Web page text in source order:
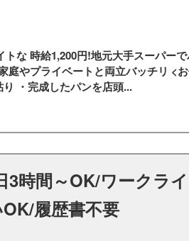
トな 時給1,200円!地元大手スーパ
庭やプライベートと両立バッチリ
・完成したパンを店頭...
3時間～OK/ワークラ
履歴書不要